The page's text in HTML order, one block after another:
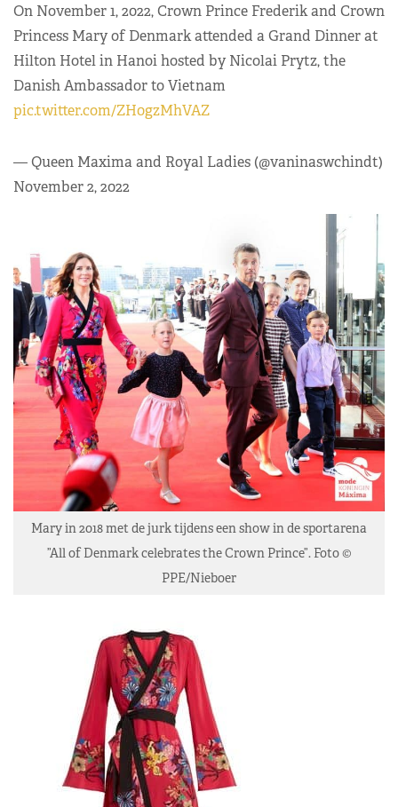
On November 1, 2022, Crown Prince Frederik and Crown
Princess Mary of Denmark attended a Grand Dinner at
Hilton Hotel in Hanoi hosted by Nicolai Prytz, the
Danish Ambassador to Vietnam
pic.twitter.com/ZH0gzMhVAZ
— Queen Maxima and Royal Ladies (@vaninaswchindt)
November 2, 2022
Mary in 2018 met de jurk tijdens een show in de sportarena
”All of Denmark celebrates the Crown Prince”. Foto ©
PPE/Nieboer